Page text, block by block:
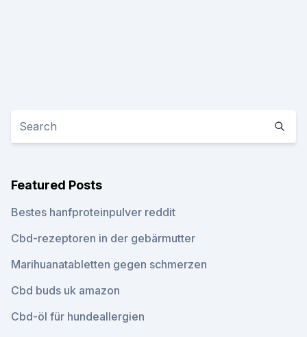
Featured Posts
Bestes hanfproteinpulver reddit
Cbd-rezeptoren in der gebärmutter
Marihuanatabletten gegen schmerzen
Cbd buds uk amazon
Cbd-öl für hundeallergien